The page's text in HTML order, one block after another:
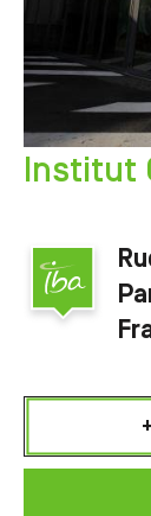
Institut